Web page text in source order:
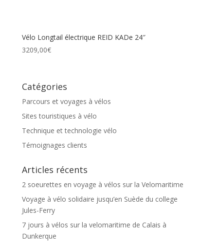
Vélo Longtail électrique REID KADe 24″
3209,00€
Catégories
Parcours et voyages à vélos
Sites touristiques à vélo
Technique et technologie vélo
Témoignages clients
Articles récents
2 soeurettes en voyage à vélos sur la Velomaritime
Voyage à vélo solidaire jusqu’en Suède du college
Jules-Ferry
7 jours à vélos sur la velomaritime de Calais à
Dunkerque